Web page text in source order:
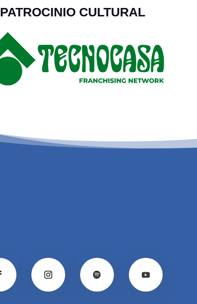
PATROCINIO CULTURAL